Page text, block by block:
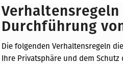
Durchführung
Die folgenden Verhaltensregeln
Ihre Privatsphäre und dem